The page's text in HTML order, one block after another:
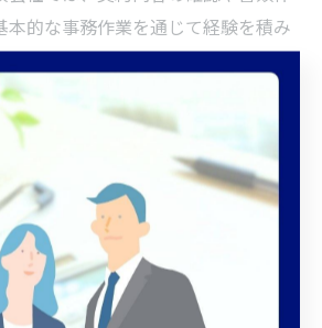
本的な事務作業を通じて経験を積み
門知識を深めることが推奨されてい
や資格取得を活用してスキルアップ
アップのポイントです。これによ
から保険商品の提案支援や営業サポ
性の高い業務へとステップアップが
終的に、マネジメント職やコンサル
けるため、計画的なキャリア形成を